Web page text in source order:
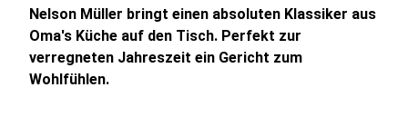
Nelson Müller bringt einen absoluten Klassiker aus
Oma's Küche auf den Tisch. Perfekt zur
verregneten Jahreszeit ein Gericht zum
Wohlfühlen.